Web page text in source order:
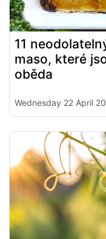
11
maso, které
oběda
Wednesday 22 April